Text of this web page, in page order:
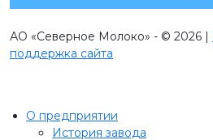
АО «Северное Молоко» - © 2026 |
поддержка сайта
О предприятии
История завода